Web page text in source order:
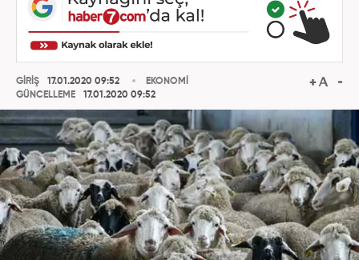
GİRİŞ
17.01.2020 09:52
GÜNCELLEME
17.01.2020 09:52
EKONOMİ